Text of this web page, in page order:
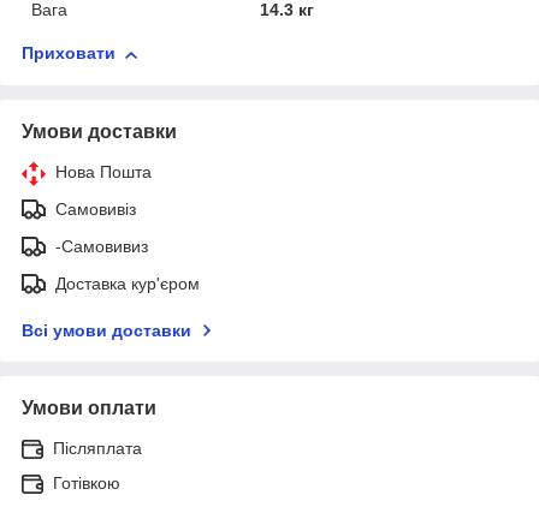
Вага 14.3 кг
Приховати
Умови доставки
Нова Пошта
Самовивіз
-Самовивиз
Доставка кур'єром
Всі умови доставки
Умови оплати
Післяплата
Готівкою